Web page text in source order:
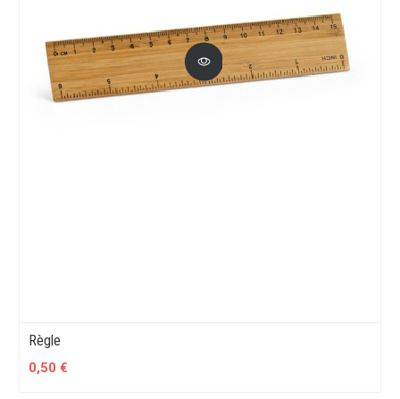
Règle
0,50 €